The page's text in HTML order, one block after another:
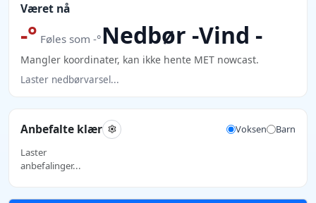
Været nå
-° Føles som -°Nedbør -Vind -
Mangler koordinater, kan ikke hente MET nowcast.
Laster nedbørvarsel...
Anbefalte klær Voksen
Barn
Laster
anbefalinger...